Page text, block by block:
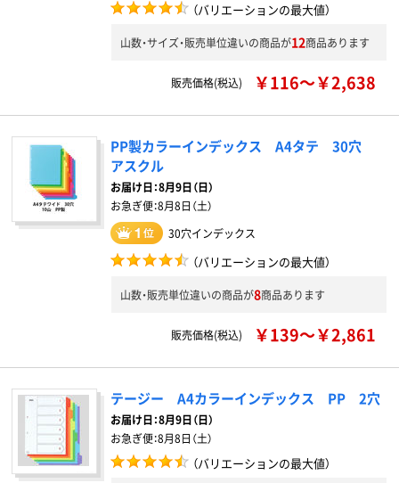
（バリエーションの最大値）
山数・サイズ・販売単位違いの商品が12商品あります
販売価格(税込) ￥116～￥2,638
PP製カラーインデックス A4タテ 30穴
アスクル
お届け日：8月9日（日）
お急ぎ便：8月8日（土）
30穴インデックス
（バリエーションの最大値）
山数・販売単位違いの商品が8商品あります
販売価格(税込) ￥139～￥2,861
テージー A4カラーインデックス PP 2穴
お届け日：8月9日（日）
お急ぎ便：8月8日（土）
（バリエーションの最大値）